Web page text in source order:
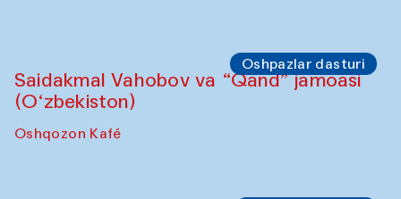
Oshpazlar dasturi
Saidakmal Vahobov va “Qand” jamoasi
(O‘zbekiston)
Oshqozon Kafé